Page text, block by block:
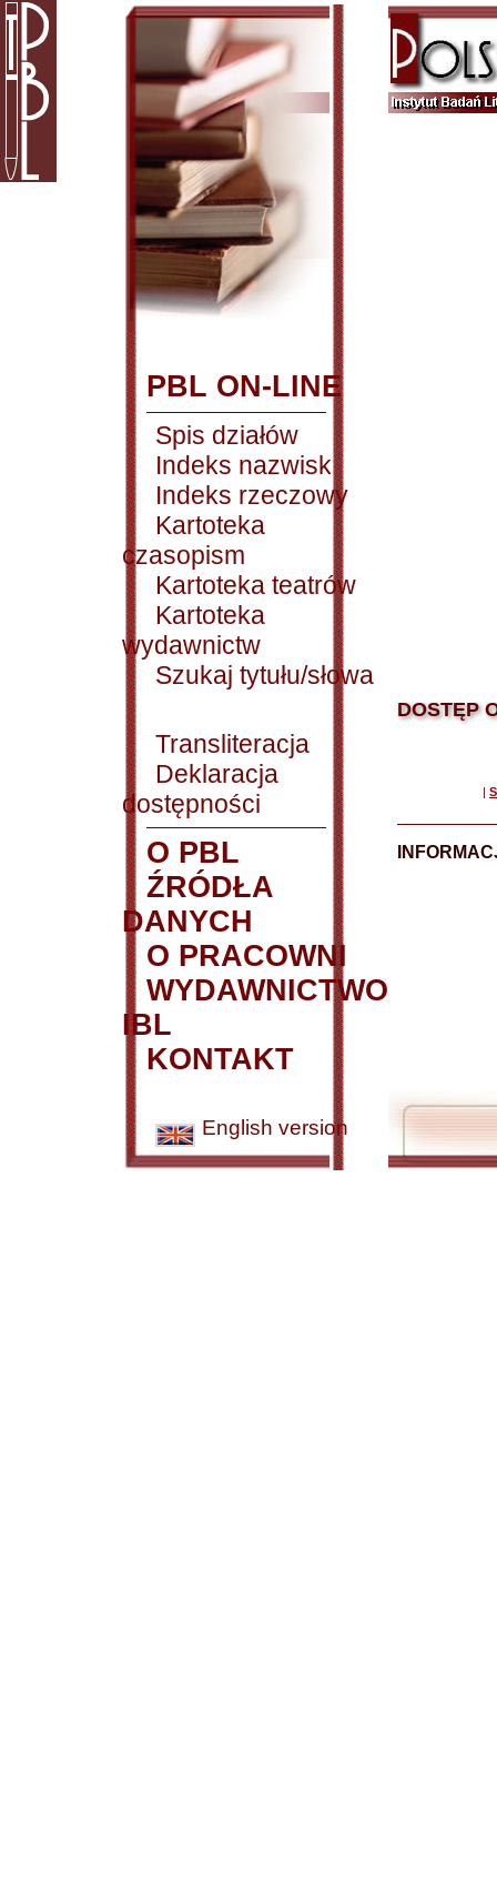
PBL ON-LINE
Spis działów
Indeks nazwisk
Indeks rzeczowy
Kartoteka
czasopism
Kartoteka teatrów
Kartoteka
wydawnictw
Szukaj tytułu/słowa
Transliteracja
Deklaracja
dostępności
O PBL
ŹRÓDŁA
DANYCH
O PRACOWNI
WYDAWNICTWO
IBL
KONTAKT
English version
DOSTĘP
|